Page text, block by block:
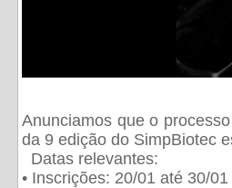
Anunciamos que o
da 9 edição do SimpBiotec
Datas relevantes:
• Inscrições: 20/01 até 30/01